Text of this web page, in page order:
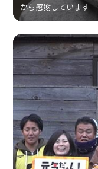
から感謝しています